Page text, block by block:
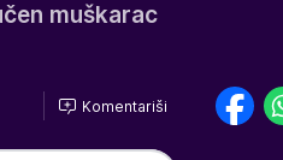
muškarac
Komentariši